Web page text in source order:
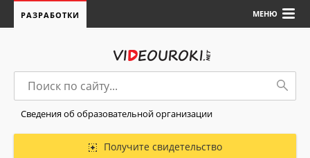
МЕНЮ
РАЗРАБОТКИ
Сведения об образовательной организации
Получите свидетельство